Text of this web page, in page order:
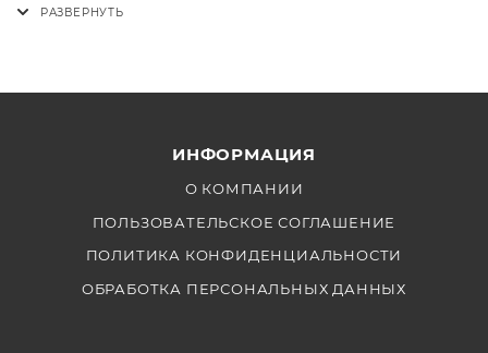
ИНФОРМАЦИЯ
О КОМПАНИИ
ПОЛЬЗОВАТЕЛЬСКОЕ СОГЛАШЕНИЕ
ПОЛИТИКА КОНФИДЕНЦИАЛЬНОСТИ
ОБРАБОТКА ПЕРСОНАЛЬНЫХ ДАННЫХ